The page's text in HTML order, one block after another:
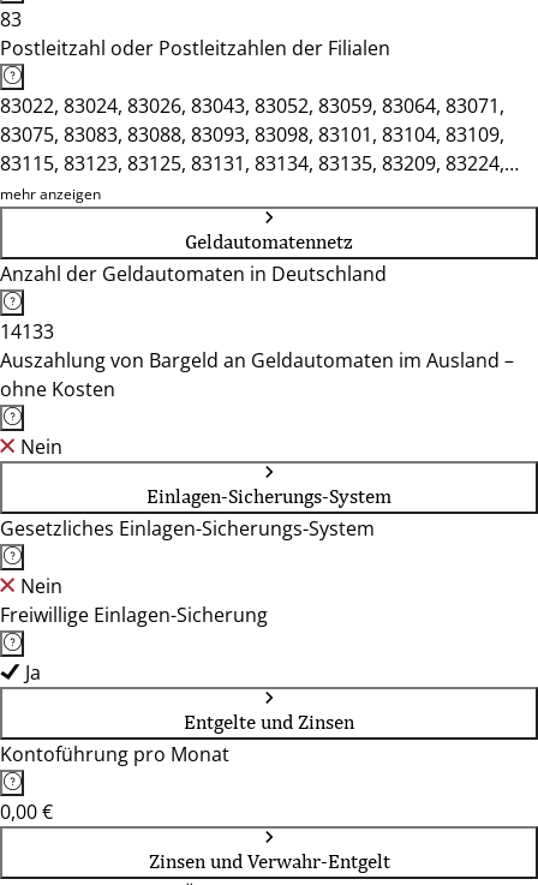
83
Postleitzahl oder Postleitzahlen der Filialen
83022, 83024, 83026, 83043, 83052, 83059, 83064, 83071,
83075, 83083, 83088, 83093, 83098, 83101, 83104, 83109,
83115, 83123, 83125, 83131, 83134, 83135, 83209, 83224,
83229, 83233, 83236, 83242, 83246, 83253, 83254, 83301,
83308, 83324, 83334, 83342, 83349, 83352, 83512, 83530,
83533, 83539, 83543, 83547, 83549, 83567, 83569, 83620,
83714, 83734, 84431, 84453, 84478, 84489, 84503, 84508,
84513, 84518, 84524, 84533, 84539, 84543, 84544, 84547,
84549, 84553, 84556, 84558, 84561, 84564, 84568, 85521,
85635, 85649, 85653
mehr anzeigen
Geldautomatennetz
Anzahl der Geldautomaten in Deutschland
14133
Auszahlung von Bargeld an Geldautomaten im Ausland –
ohne Kosten
Nein
Einlagen-Sicherungs-System
Gesetzliches Einlagen-Sicherungs-System
Nein
Freiwillige Einlagen-Sicherung
Ja
Entgelte und Zinsen
Kontoführung pro Monat
0,00 €
Zinsen und Verwahr-Entgelt